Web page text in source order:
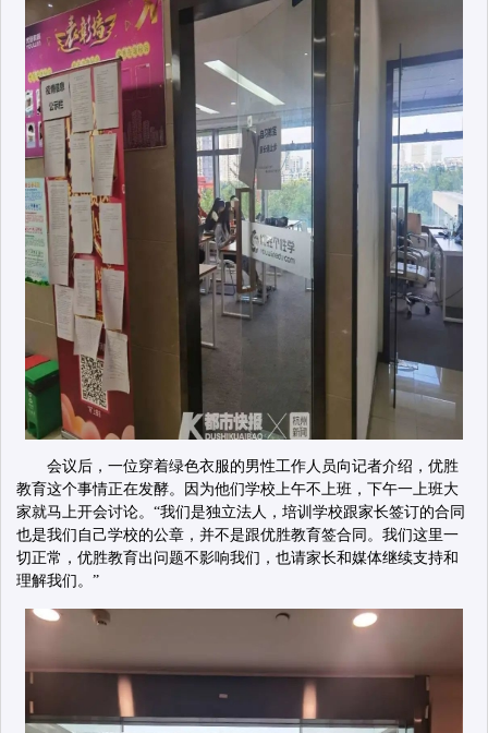
会议后，一位穿着绿色衣服的男性工作人员向记者介绍，优胜
教育这个事情正在发酵。因为他们学校上午不上班，下午一上班大
家就马上开会讨论。“我们是独立法人，培训学校跟家长签订的合同
也是我们自己学校的公章，并不是跟优胜教育签合同。我们这里一
切正常，优胜教育出问题不影响我们，也请家长和媒体继续支持和
理解我们。”